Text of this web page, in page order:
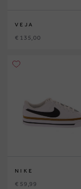
VEJA
€ 135,00
NIKE
€ 59,99